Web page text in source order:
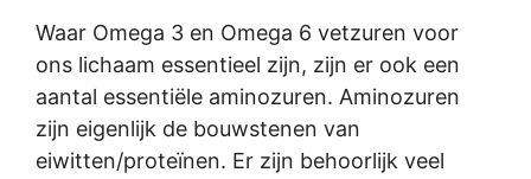
Waar Omega 3 en Omega 6 vetzuren voor
ons lichaam essentieel zijn, zijn er ook een
aantal essentiële aminozuren. Aminozuren
zijn eigenlijk de bouwstenen van
eiwitten/proteïnen. Er zijn behoorlijk veel